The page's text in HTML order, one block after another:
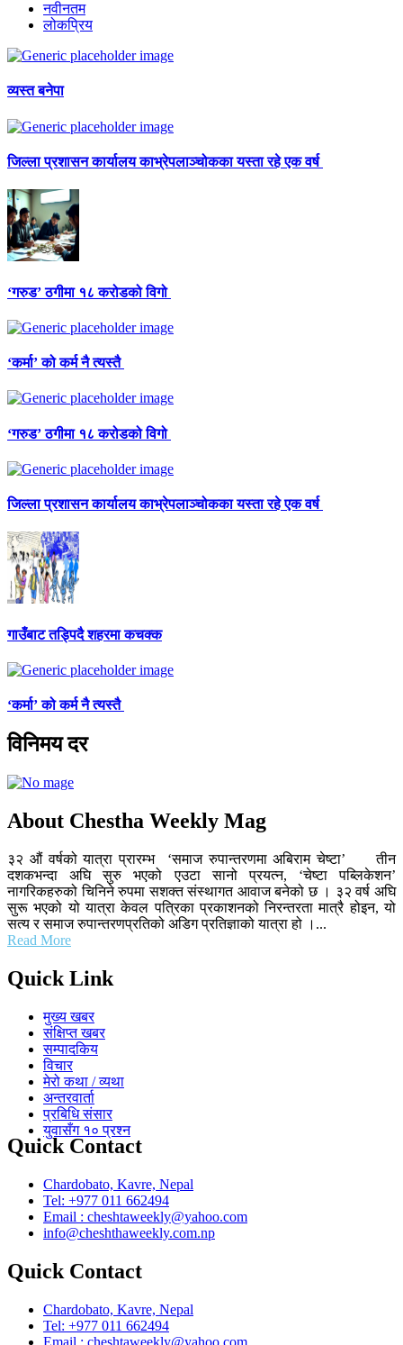
नवीनतम
लोकप्रिय
व्यस्त बनेपा
जिल्ला प्रशासन कार्यालय काभ्रेपलाञ्चोकका यस्ता रहे एक वर्ष
‘गरुड’ ठगीमा १८ करोडको विगो
‘कर्मा’ को कर्म नै त्यस्तै
‘गरुड’ ठगीमा १८ करोडको विगो
जिल्ला प्रशासन कार्यालय काभ्रेपलाञ्चोकका यस्ता रहे एक वर्ष
गाउँबाट तड्पिदै शहरमा कचक्क
‘कर्मा’ को कर्म नै त्यस्तै
विनिमय दर
About Chestha Weekly Mag
३२ औं वर्षको यात्रा प्रारम्भ ‘समाज रुपान्तरणमा अबिराम चेष्टा’ तीन
दशकभन्दा अघि सुरु भएको एउटा सानो प्रयत्न, ‘चेष्टा पब्लिकेशन’
नागरिकहरुको चिनिने रुपमा सशक्त संस्थागत आवाज बनेको छ । ३२ वर्ष अघि
सुरू भएको यो यात्रा केवल पत्रिका प्रकाशनको निरन्तरता मात्रै होइन, यो
सत्य र समाज रुपान्तरणप्रतिको अडिग प्रतिज्ञाको यात्रा हो ।...
Read More
Quick Link
मुख्य खबर
संक्षिप्त खबर
सम्पादकिय
विचार
मेरो कथा / व्यथा
अन्तरवार्ता
प्रबिधि संसार
युवासँग १० प्रश्न
Quick Contact
Chardobato, Kavre, Nepal
Tel: +977 011 662494
Email : cheshtaweekly@yahoo.com
info@cheshthaweekly.com.np
Quick Contact
Chardobato, Kavre, Nepal
Tel: +977 011 662494
Email : cheshtaweekly@yahoo.com